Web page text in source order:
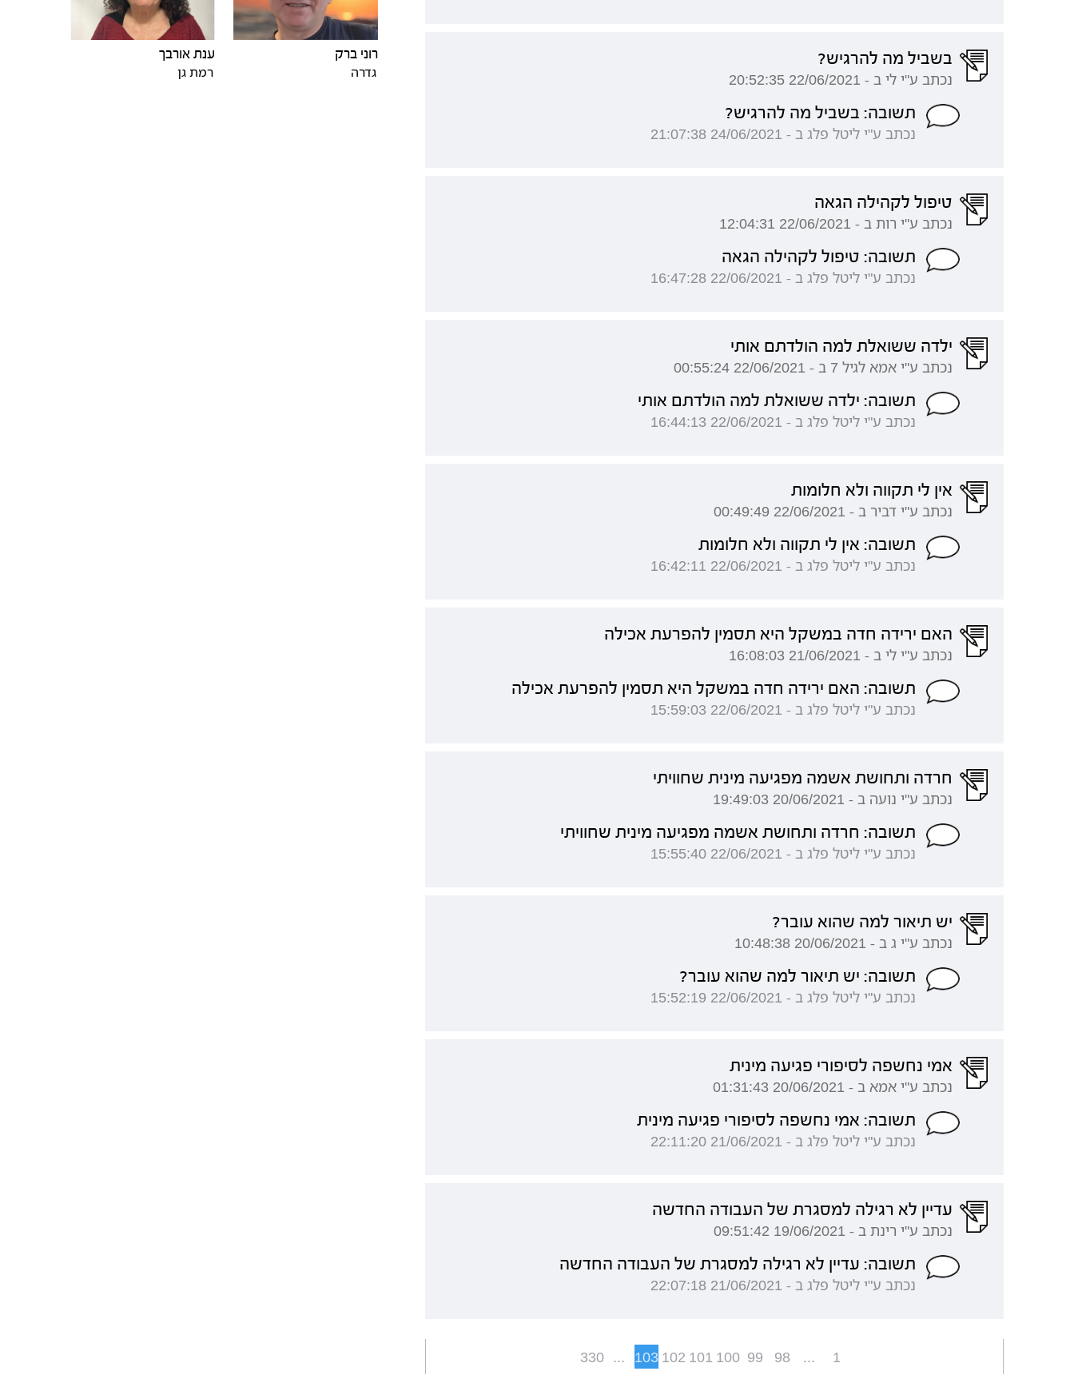
בשביל מה להרגיש?
נכתב ע"י לי ב - 22/06/2021 20:52:35
תשובה: בשביל מה להרגיש?
נכתב ע"י ליטל פלג ב - 24/06/2021 21:07:38
טיפול לקהילה הגאה
נכתב ע"י רות ב - 22/06/2021 12:04:31
תשובה: טיפול לקהילה הגאה
נכתב ע"י ליטל פלג ב - 22/06/2021 16:47:28
ילדה ששואלת למה הולדתם אותי
נכתב ע"י אמא לגיל 7 ב - 22/06/2021 00:55:24
תשובה: ילדה ששואלת למה הולדתם אותי
נכתב ע"י ליטל פלג ב - 22/06/2021 16:44:13
אין לי תקווה ולא חלומות
נכתב ע"י דביר ב - 22/06/2021 00:49:49
תשובה: אין לי תקווה ולא חלומות
נכתב ע"י ליטל פלג ב - 22/06/2021 16:42:11
האם ירידה חדה במשקל היא תסמין להפרעת אכילה
נכתב ע"י לי ב - 21/06/2021 16:08:03
תשובה: האם ירידה חדה במשקל היא תסמין להפרעת אכילה
נכתב ע"י ליטל פלג ב - 22/06/2021 15:59:03
חרדה ותחושת אשמה מפגיעה מינית שחוויתי
נכתב ע"י נועה ב - 20/06/2021 19:49:03
תשובה: חרדה ותחושת אשמה מפגיעה מינית שחוויתי
נכתב ע"י ליטל פלג ב - 22/06/2021 15:55:40
יש תיאור למה שהוא עובר?
נכתב ע"י ג ב - 20/06/2021 10:48:38
תשובה: יש תיאור למה שהוא עובר?
נכתב ע"י ליטל פלג ב - 22/06/2021 15:52:19
אמי נחשפה לסיפורי פגיעה מינית
נכתב ע"י אמא ב - 20/06/2021 01:31:43
תשובה: אמי נחשפה לסיפורי פגיעה מינית
נכתב ע"י ליטל פלג ב - 21/06/2021 22:11:20
עדיין לא רגילה למסגרת של העבודה החדשה
נכתב ע"י רינת ב - 19/06/2021 09:51:42
תשובה: עדיין לא רגילה למסגרת של העבודה החדשה
נכתב ע"י ליטל פלג ב - 21/06/2021 22:07:18
1
...
98
99
100
101
102
103
...
330
רוני ברק
גדרה
ענת אורבך
רמת גן